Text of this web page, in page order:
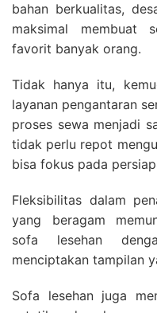
bahan berkualitas,
maksimal membuat
favorit banyak orang.
Tidak hanya itu,
layanan pengantaran
proses sewa menjadi
tidak perlu repot
bisa fokus pada
Fleksibilitas dalam
yang beragam
sofa lesehan
menciptakan tampilan
Sofa lesehan juga